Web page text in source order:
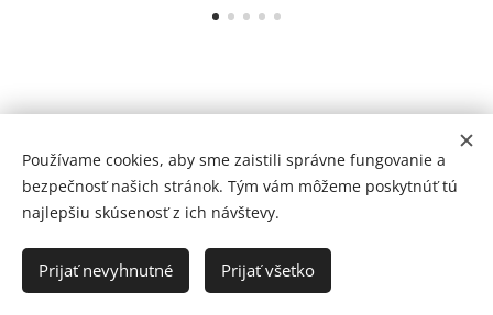
Since
Betonove ploty Cookies
Slovenčina
Deutsch
Používame cookies, aby sme zaistili správne fungovanie a
bezpečnosť našich stránok. Tým vám môžeme poskytnúť tú
najlepšiu skúsenosť z ich návštevy.
Prijať nevyhnutné Prijať všetko